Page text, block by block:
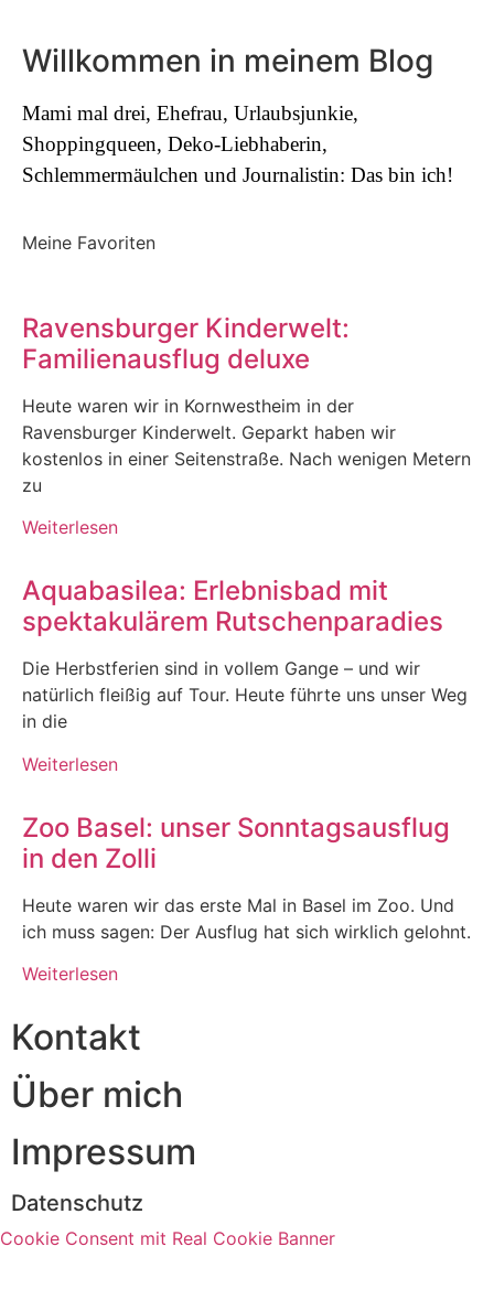
Willkommen in meinem Blog
Mami mal drei, Ehefrau, Urlaubsjunkie,
Shoppingqueen, Deko-Liebhaberin,
Schlemmermäulchen und Journalistin: Das bin ich!
Meine Favoriten
Ravensburger Kinderwelt:
Familienausflug deluxe
Heute waren wir in Kornwestheim in der
Ravensburger Kinderwelt. Geparkt haben wir
kostenlos in einer Seitenstraße. Nach wenigen Metern
zu
Weiterlesen
Aquabasilea: Erlebnisbad mit
spektakulärem Rutschenparadies
Die Herbstferien sind in vollem Gange – und wir
natürlich fleißig auf Tour. Heute führte uns unser Weg
in die
Weiterlesen
Zoo Basel: unser Sonntagsausflug
in den Zolli
Heute waren wir das erste Mal in Basel im Zoo. Und
ich muss sagen: Der Ausflug hat sich wirklich gelohnt.
Weiterlesen
Kontakt
Über mich
Impressum
Datenschutz
Cookie Consent mit Real Cookie Banner